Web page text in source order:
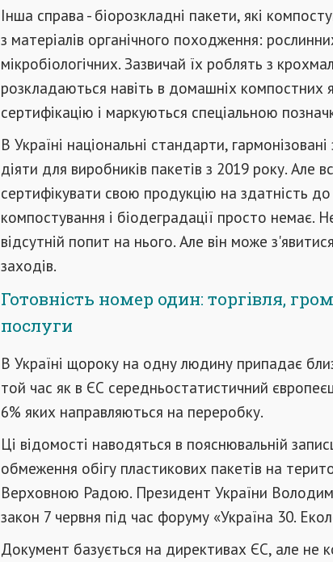
Інша справа - біорозкладні пакети, які
з матеріалів органічного походження:
мікробіологічних. Зазвичай їх роблять з
розкладаються навіть в домашніх компостних
сертифікацію і маркуються спеціальною
В Україні національні стандарти,
діяти для виробників пакетів з 2019 року. Але
сертифікувати свою продукцію на здатність до
компостування і біодеградації просто немає.
відсутній попит на нього. Але він може
заходів.
Готовність номер один: торгівля,
послуги
В Україні щороку на одну людину припадає
той час як в ЄС середньостатистичний
6% яких направляються на переробку.
Ці відомості наводяться в пояснювальній
обмеження обігу пластикових пакетів на
Верховною Радою. Президент України
закон 7 червня під час форуму «Україна 30.
Документ базується на директивах ЄС, але не